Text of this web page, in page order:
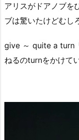
アリスがドアノブを
ブは驚いたけどむし
give ～ quite a turn
ねるのturnをかけて